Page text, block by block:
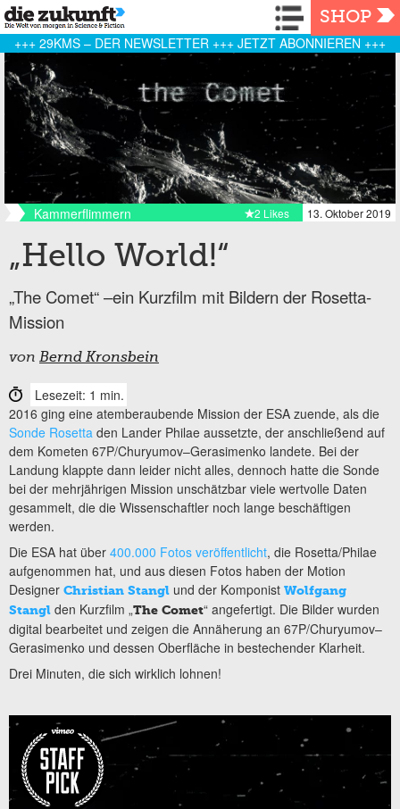
Navigation
SHOP
+++ 29KMS – DER NEWSLETTER +++ JETZT ABONNIEREN +++
Kammerflimmern 13. Oktober 2019
2 Likes
„Hello World!“
„The Comet“ –ein Kurzfilm mit Bildern der Rosetta-
Mission
von Bernd Kronsbein
Lesezeit: 1 min.
2016 ging eine atemberaubende Mission der ESA zuende, als die
Sonde Rosetta den Lander Philae aussetzte, der anschließend auf
dem Kometen 67P/Churyumov–Gerasimenko landete. Bei der
Landung klappte dann leider nicht alles, dennoch hatte die Sonde
bei der mehrjährigen Mission unschätzbar viele wertvolle Daten
gesammelt, die die Wissenschaftler noch lange beschäftigen
werden.
Die ESA hat über 400.000 Fotos veröffentlicht, die Rosetta/Philae
aufgenommen hat, und aus diesen Fotos haben der Motion
Designer Christian Stangl und der Komponist Wolfgang
Stangl den Kurzfilm „The Comet“ angefertigt. Die Bilder wurden
digital bearbeitet und zeigen die Annäherung an 67P/Churyumov–
Gerasimenko und dessen Oberfläche in bestechender Klarheit.
Drei Minuten, die sich wirklich lohnen!